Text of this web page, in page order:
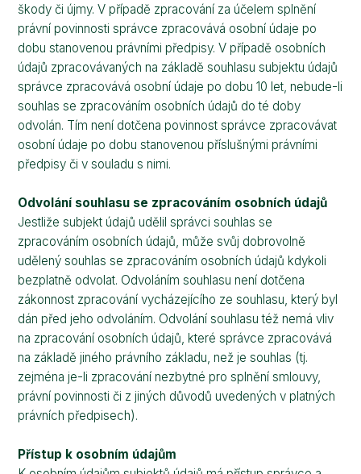
škody či újmy. V případě zpracování za účelem splnění
právní povinnosti správce zpracovává osobní údaje po
dobu stanovenou právními předpisy. V případě osobních
údajů zpracovávaných na základě souhlasu subjektu údajů
správce zpracovává osobní údaje po dobu 10 let, nebude-li
souhlas se zpracováním osobních údajů do té doby
odvolán. Tím není dotčena povinnost správce zpracovávat
osobní údaje po dobu stanovenou příslušnými právními
předpisy či v souladu s nimi.
Odvolání souhlasu se zpracováním osobních údajů
Jestliže subjekt údajů udělil správci souhlas se
zpracováním osobních údajů, může svůj dobrovolně
udělený souhlas se zpracováním osobních údajů kdykoli
bezplatně odvolat. Odvoláním souhlasu není dotčena
zákonnost zpracování vycházejícího ze souhlasu, který byl
dán před jeho odvoláním. Odvolání souhlasu též nemá vliv
na zpracování osobních údajů, které správce zpracovává
na základě jiného právního základu, než je souhlas (tj.
zejména je-li zpracování nezbytné pro splnění smlouvy,
právní povinnosti či z jiných důvodů uvedených v platných
právních předpisech).
Přístup k osobním údajům